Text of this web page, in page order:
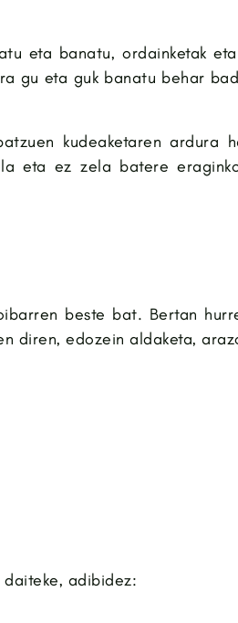
eta banatu, ordainketak
gu eta guk banatu behar
kudeaketaren ardura
eta ez zela batere
beste bat. Bertan
diren, edozein aldaketa,
adibidez: